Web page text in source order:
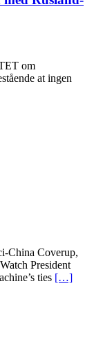
om
at ingen
China Coverup,
President
ties […]